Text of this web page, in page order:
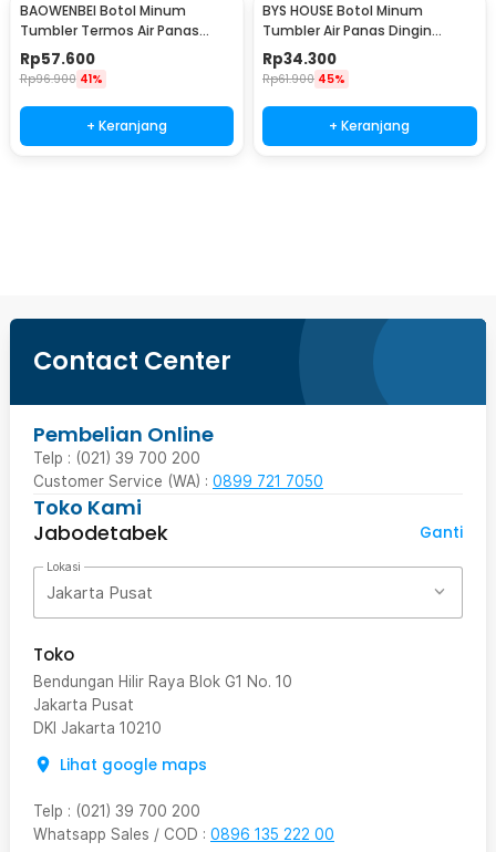
BAOWENBEI Botol Minum
Tumbler Termos Air Panas
Dingin Stainless 500ml - A1A0
Rp57.600
Rp96.900 41%
+ Keranjang
BYS HOUSE Botol Minum
Tumbler Air Panas Dingin
Stainless Steel 380ml - TY204
Rp34.300
Rp61.900 45%
+ Keranjang
Contact Center
Pembelian Online
Telp : (021) 39 700 200
Customer Service (WA) : 0899 721 7050
Toko Kami
Jabodetabek
Ganti
Lokasi
Jakarta Pusat
Toko
Bendungan Hilir Raya Blok G1 No. 10
Jakarta Pusat
DKI Jakarta 10210
Lihat google maps
Telp : (021) 39 700 200
Whatsapp Sales / COD : 0896 135 222 00